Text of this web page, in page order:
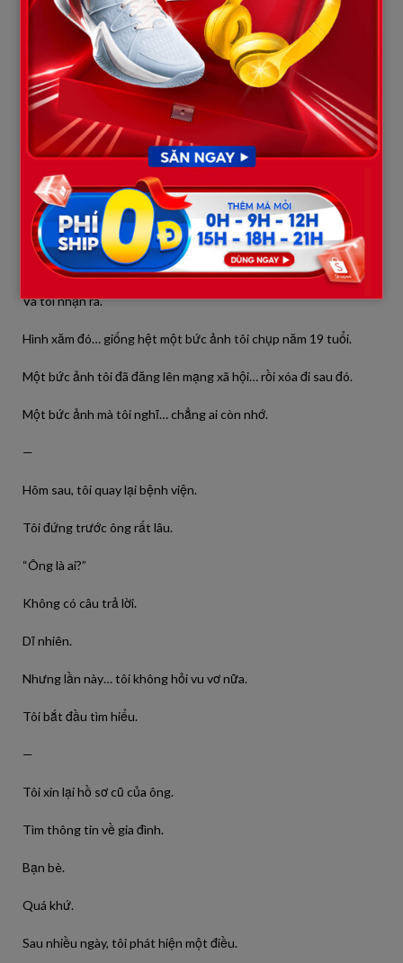
Như phiên bản của tôi… vài năm trước.
—
Tôi không nói với ai.
Không phải vì sợ.
Mà vì tôi biết… không ai tin.
Ngay cả tôi cũng không tin nổi.
Tối hôm đó, tôi về nhà, lục lại những tấm ảnh cũ.
Và tôi nhận ra.
Hình xăm đó… giống hệt một bức ảnh tôi chụp năm 19 tuổi.
Một bức ảnh tôi đã đăng lên mạng xã hội… rồi xóa đi sau đó.
Một bức ảnh mà tôi nghĩ… chẳng ai còn nhớ.
—
Hôm sau, tôi quay lại bệnh viện.
Tôi đứng trước ông rất lâu.
“Ông là ai?”
Không có câu trả lời.
Dĩ nhiên.
Nhưng lần này… tôi không hỏi vu vơ nữa.
Tôi bắt đầu tìm hiểu.
—
Tôi xin lại hồ sơ cũ của ông.
Tìm thông tin về gia đình.
Bạn bè.
Quá khứ.
Sau nhiều ngày, tôi phát hiện một điều.